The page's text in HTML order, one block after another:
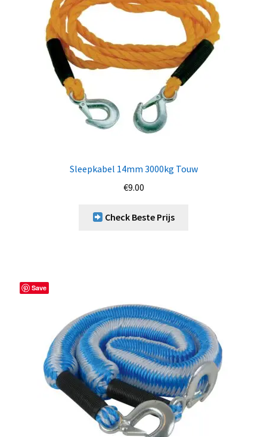
Sleepkabel 14mm 3000kg Touw
€9.00
Check Beste Prijs
Save